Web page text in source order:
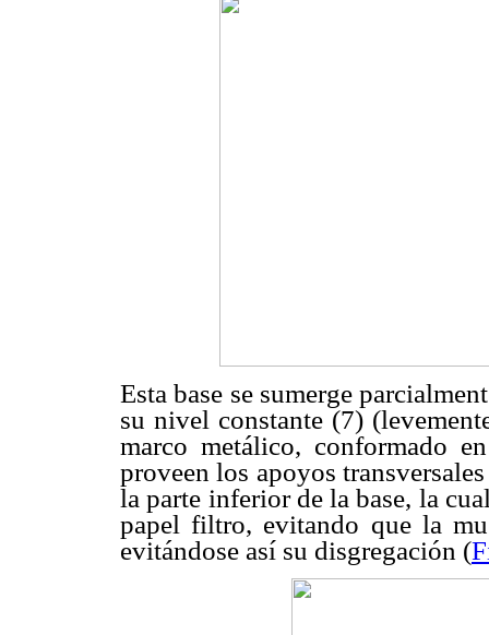
Esta base se sumerge
su nivel constante (7)
marco metálico, conformado
proveen los apoyos
la parte inferior de la base, la
papel filtro, evitando que la
evitándose así su disgregación (